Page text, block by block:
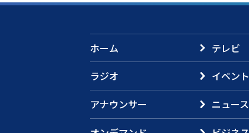
ホーム
テレビ
ラジオ
イベント
アナウンサー
ニュース